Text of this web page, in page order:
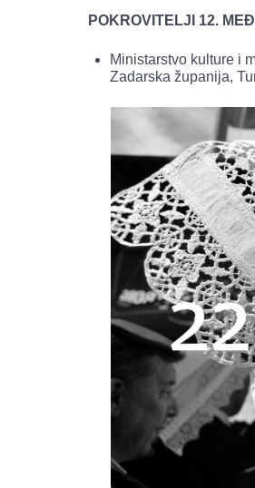
POKROVITELJI 12.
Ministarstvo kulture i
Zadarska županija,